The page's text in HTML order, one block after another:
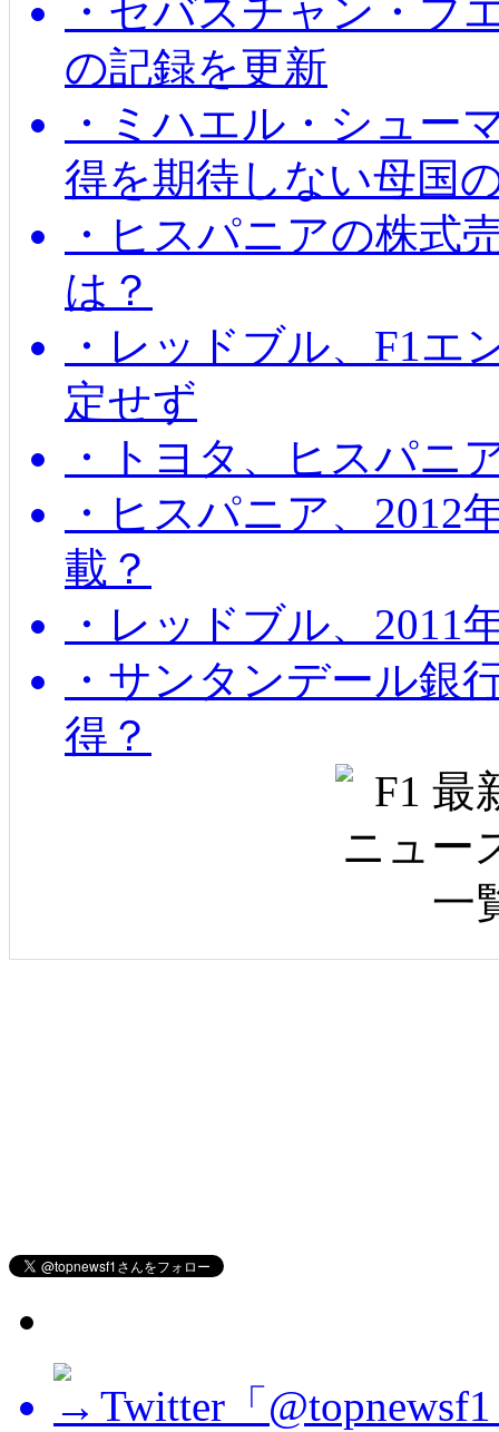
・セバスチャン・ブ
の記録を更新
・ミハエル・シュー
得を期待しない母国
・ヒスパニアの株式
は？
・レッドブル、F1エ
定せず
・トヨタ、ヒスパニ
・ヒスパニア、2012
載？
・レッドブル、2011
・サンタンデール銀
得？
Twitter「